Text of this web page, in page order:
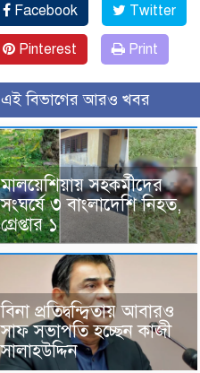
Facebook Twitter
Pinterest Print
এই বিভাগের আরও খবর
মালয়েশিয়ায় সহকর্মীদের
সংঘর্ষে ৩ বাংলাদেশি নিহত,
গ্রেপ্তার ১
বিনা প্রতিদ্বন্দ্বিতায় আবারও
সাফ সভাপতি হচ্ছেন কাজী
সালাহউদ্দিন